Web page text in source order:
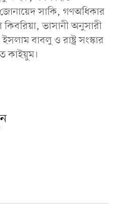
সাকি, গণঅধিকার
ভাসানী অনুসারী
বাবলু ও রাষ্ট্র সংস্কার
কাইয়ুম।